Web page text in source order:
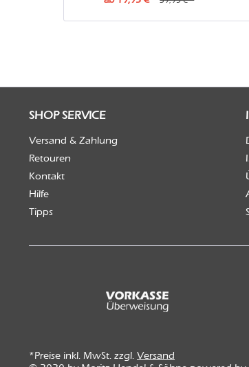
SHOP SERVICE
Versand & Zahlung
Retouren
Kontakt
Hilfe
Tipps
*Preise inkl. MwSt. zzgl. Versand